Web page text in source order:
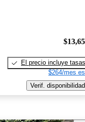
El precio incluye tasas
$264/mes
Verif. disponibilidad